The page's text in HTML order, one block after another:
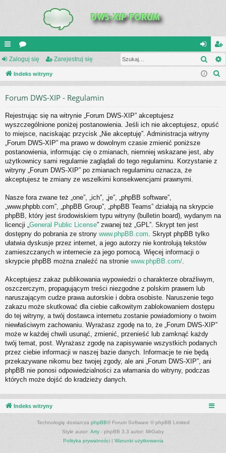
UI
C
IN
K
S
or
a
al
og
ar
ej
Zaloguj się Zarejestruj się
Indeks witryny
Forum DWS-XIP - Regulamin
Rejestrując się na witrynie „Forum DWS-XIP” akceptujesz
wyszczególnione poniżej postanowienia. Jeśli ich nie akceptujesz, opuść
to miejsce, naciskając przycisk „Nie akceptuję”. Administracja witryny
„Forum DWS-XIP” ma prawo w dowolnym czasie zmienić poniższe
postanowienia, informując cię o zmianach, niemniej wskazane jest, aby
użytkownicy sami regularnie zaglądali do tego regulaminu. Korzystanie z
witryny „Forum DWS-XIP” po zmianach regulaminu oznacza, że
akceptujesz te zmiany ze wszelkimi konsekwencjami prawnymi.
Nasze fora zwane też „one”, „ich”, „je”, „phpBB software”,
„www.phpbb.com”, „phpBB Group”, „phpBB Teams” działają na skrypcie
phpBB, który jest środowiskiem typu witryny (bulletin board), wydanym na
licencji „ General Public License” zwanej też „GPL”. Skrypt ten jest
dostępny do pobrania ze strony www.phpBB.com . Skrypt phpBB tylko
ułatwia dyskusje przez internet, a jego autorzy nie kontrolują tekstów
zamieszczanych w internecie za jego pomocą. Więcej informacji o
skrypcie phpBB można znaleźć na stronie www.phpBB.com/
Akceptujesz zakaz publikowania wypowiedzi o charakterze obraźliwym,
oszczerczym, propagującym treści niezgodne z polskim prawem lub
naruszającym cudze prawa autorskie i dobra osobiste. Naruszenie tego
zakazu może skutkować dla ciebie całkowitym zablokowaniem dostępu
do tej witryny, a twój dostawca internetu zostanie powiadomiony o twoim
niewłaściwym zachowaniu. Wyrażasz zgodę na to, że „Forum DWS-XIP”
może w każdej chwili usunąć, zmienić, przenieść lub zamknąć każdy
twój temat, post. Wyrażasz zgodę na zapisywanie wszystkich podanych
przez ciebie informacji w naszej bazie danych. Informacje te nie będą
przekazywane nikomu bez twojej zgody, ale ani „Forum DWS-XIP”, ani
phpBB nie ponosi odpowiedzialności za włamania do witryny, podczas
których może dojść do kradzieży danych.
Indeks witryny
Technologię dostarcza phpBB® Forum Software © phpBB Limited
Style autor: Arty - phpBB 3.3 autor: MrGaby
Polityka prywatności| Warunki użytkowania